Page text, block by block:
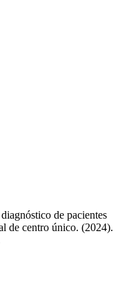
de pacientes
de centro único. (2024).